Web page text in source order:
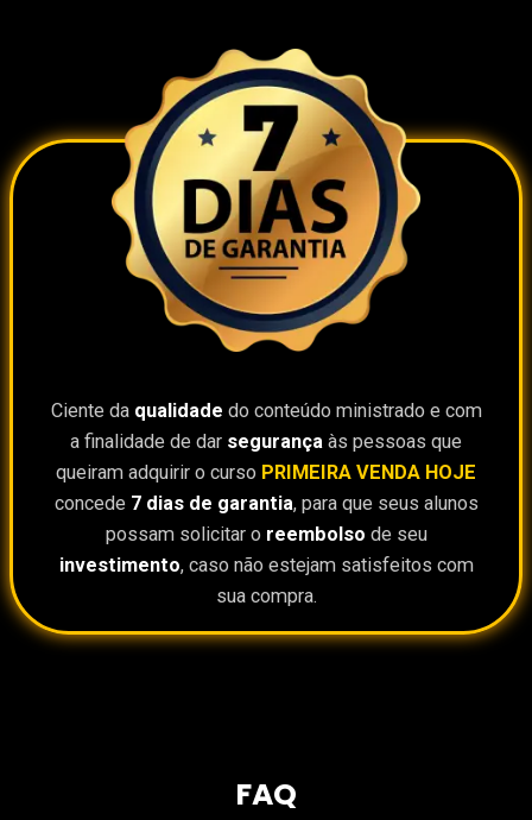
Ciente da qualidade do conteúdo ministrado e com
a finalidade de dar segurança às pessoas que
queiram adquirir o curso PRIMEIRA VENDA HOJE
concede 7 dias de garantia, para que seus alunos
possam solicitar o reembolso de seu
investimento, caso não estejam satisfeitos com
sua compra.
FAQ